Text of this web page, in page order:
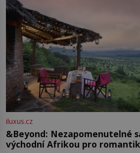
iluxus.cz
&Beyond: Nezapomenutelné
východní Afrikou pro